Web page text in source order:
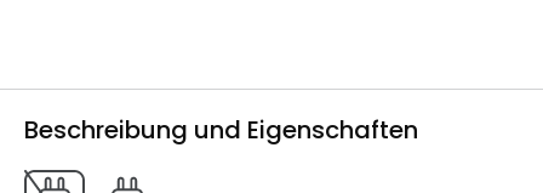
Beschreibung und Eigenschaften